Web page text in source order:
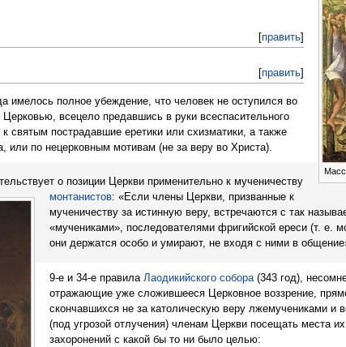
[править]
[править]
имелось полное убеждение, что человек не оступился во
всецело предавшись в руки всеспасительного
пострадавшие еретики или схизматики, а также
или по нецерковным мотивам (не за веру во Христа).
о позиции Церкви применительно к мученичеству
монтанистов: «Если члены Церкви, призванные к
мученичеству за истинную веру, встречаются с так
«мучениками», последователями фригийской ереси (т. е.
они держатся особо и умирают, не входя с ними в
9-е и 34-е правила Лаодикийского собора(343 год),
отражающие уже сложившееся Церковное воззрение,
скончавшихся не за католическую веру лжемучениками и
(под угрозой отлучения) членам Церкви посещать места их
захоронений с какой бы то ни было целью: